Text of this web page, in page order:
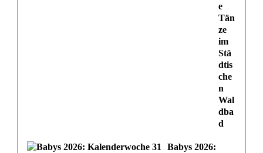
e
Tän
ze
im
Stä
dtis
che
n
Wal
dba
d
Babys 2026: